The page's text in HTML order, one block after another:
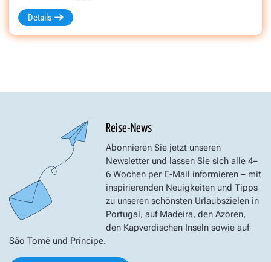
Details
Reise-News
Abonnieren Sie jetzt unseren
Newsletter und lassen Sie sich alle 4–
6 Wochen per E-Mail informieren – mit
inspirierenden Neuigkeiten und Tipps
zu unseren schönsten Urlaubszielen in
Portugal, auf Madeira, den Azoren,
den Kapverdischen Inseln sowie auf
São Tomé und Príncipe.